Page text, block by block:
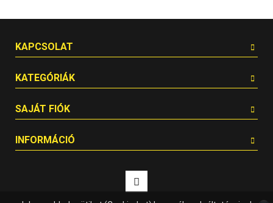
KAPCSOLAT
KATEGÓRIÁK
SAJÁT FIÓK
INFORMÁCIÓ